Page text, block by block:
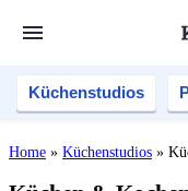
Küchenstudios
Home » Küchenstudios »